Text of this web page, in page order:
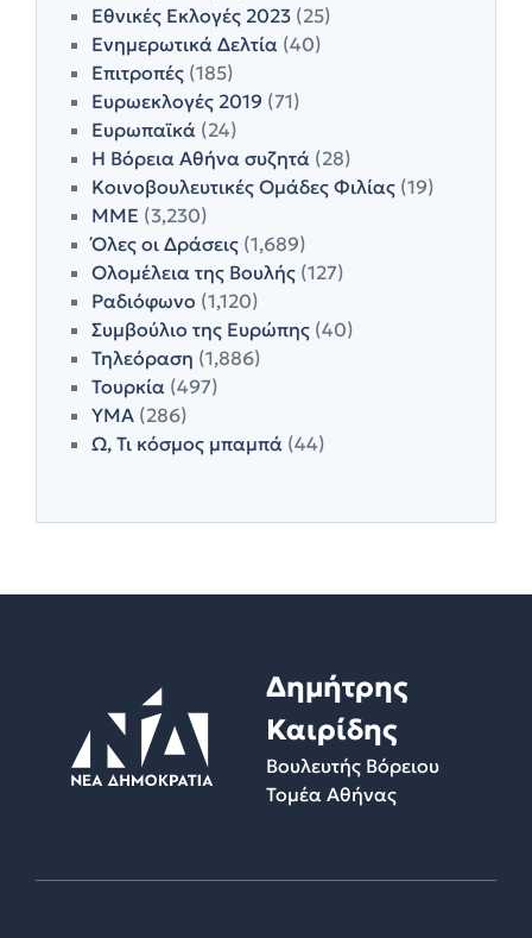
Εθνικές Εκλογές 2023 (25)
Ενημερωτικά Δελτία (40)
Επιτροπές (185)
Ευρωεκλογές 2019 (71)
Ευρωπαϊκά (24)
Η Βόρεια Αθήνα συζητά (28)
Κοινοβουλευτικές Ομάδες Φιλίας (19)
ΜΜΕ (3,230)
Όλες οι Δράσεις (1,689)
Ολομέλεια της Βουλής (127)
Ραδιόφωνο (1,120)
Συμβούλιο της Ευρώπης (40)
Τηλεόραση (1,886)
Τουρκία (497)
ΥΜΑ (286)
Ω, Τι κόσμος μπαμπά (44)
Δημήτρης
Καιρίδης
Βουλευτής Βόρειου
Τομέα Αθήνας